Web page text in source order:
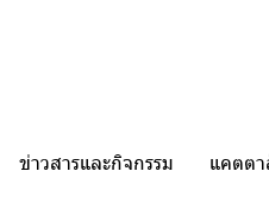
ข่าวสารและกิจกรรม แคตต